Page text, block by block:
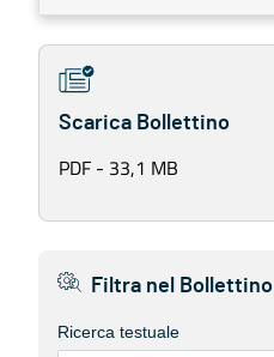
Scarica Bollettino
PDF - 33,1 MB
Filtra nel Bollettino
Ricerca testuale